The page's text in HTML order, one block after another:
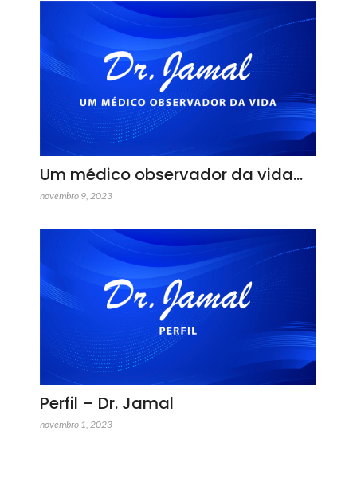
Um médico observador da vida…
novembro 9, 2023
Perfil – Dr. Jamal
novembro 1, 2023